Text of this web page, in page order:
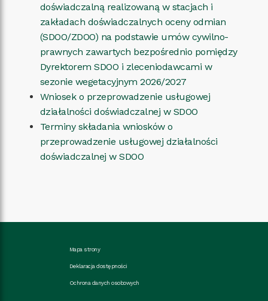
doświadczalną realizowaną w stacjach i
zakładach doświadczalnych oceny odmian
(SDOO/ZDOO) na podstawie umów cywilno-
prawnych zawartych bezpośrednio pomiędzy
Dyrektorem SDOO i zleceniodawcami w
sezonie wegetacyjnym 2026/2027
Wniosek o przeprowadzenie usługowej
działalności doświadczalnej w SDOO
Terminy składania wniosków o
przeprowadzenie usługowej działalności
doświadczalnej w SDOO
Mapa strony
Deklaracja dostępności
Ochrona danych osobowych